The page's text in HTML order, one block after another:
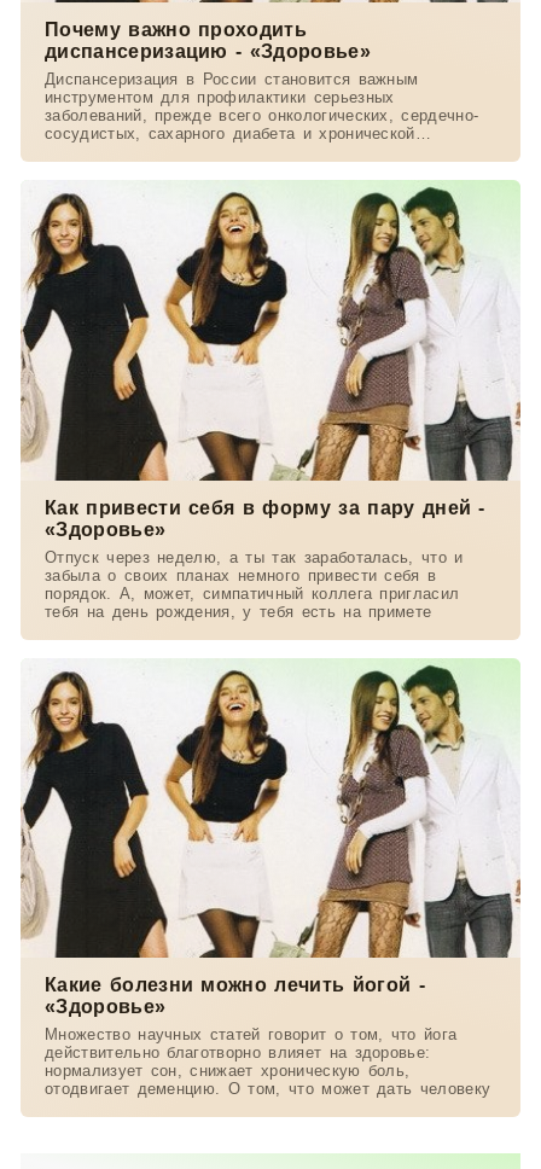
Почему важно проходить
диспансеризацию - «Здоровье»
Диспансеризация в России становится важным
инструментом для профилактики серьезных
заболеваний, прежде всего онкологических, сердечно-
сосудистых, сахарного диабета и хронической
Как привести себя в форму за пару дней -
«Здоровье»
Отпуск через неделю, а ты так заработалась, что и
забыла о своих планах немного привести себя в
порядок. А, может, симпатичный коллега пригласил
тебя на день рождения, у тебя есть на примете
Какие болезни можно лечить йогой -
«Здоровье»
Множество научных статей говорит о том, что йога
действительно благотворно влияет на здоровье:
нормализует сон, снижает хроническую боль,
отодвигает деменцию. О том, что может дать человеку